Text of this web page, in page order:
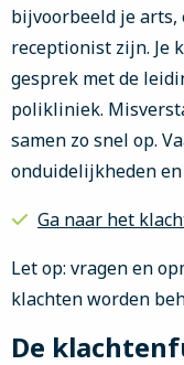
bijvoorbeeld je arts,
receptionist zijn. Je
gesprek met de
polikliniek.
samen zo snel op.
onduidelijkheden
Ga naar het
Let op: vragen en
klachten worden
De